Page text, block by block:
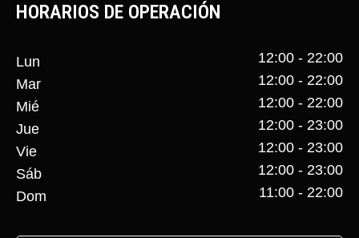
HORARIOS DE OPERACIÓN
Lun
12:00 - 22:00
Mar
12:00 - 22:00
Mié
12:00 - 22:00
Jue
12:00 - 23:00
Vie
12:00 - 23:00
Sáb
12:00 - 23:00
Dom
11:00 - 22:00